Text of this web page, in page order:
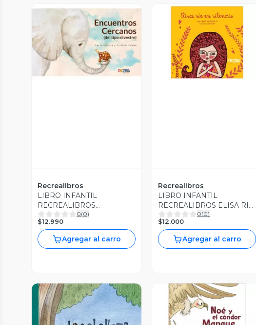
Vista Previa
Recrealibros
LIBRO INFANTIL
RECREALIBROS
ENCUENTROS CERCANOS
0(0)
$12.990
Agregar al carro
Vista Previa
Recrealibros
LIBRO INFANTIL
RECREALIBROS ELISA RIE
EN SILENCIO
0(0)
$12.000
Agregar al carro